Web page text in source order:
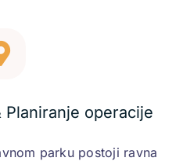
Planiranje operacije
parku postoji ravna